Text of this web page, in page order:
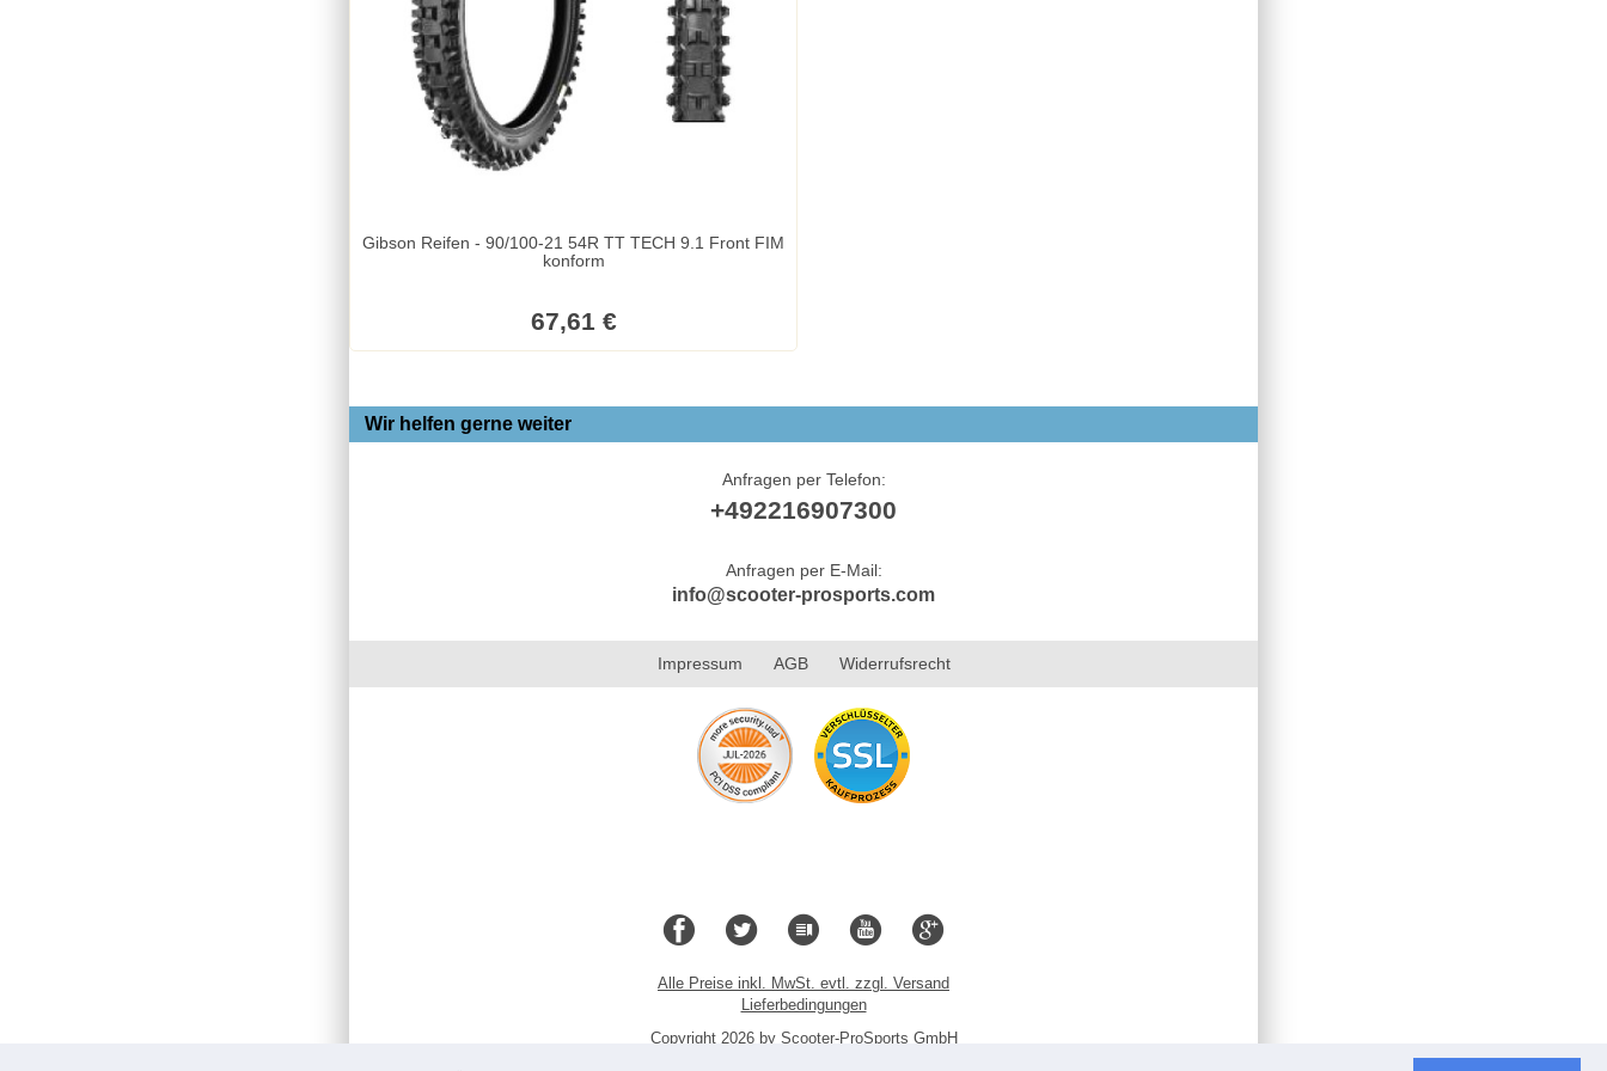
Gibson Reifen - 90/100-21 54R TT TECH 9.1 Front FIM
konform
67,61 €
Wir helfen gerne weiter
Anfragen per Telefon:
+492216907300
Anfragen per E-Mail:
info@scooter-prosports.com
Impressum AGB Widerrufsrecht
Alle Preise inkl. MwSt. evtl. zzgl. Versand
Lieferbedingungen
Copyright 2026 by Scooter-ProSports GmbH